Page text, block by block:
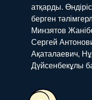
атқарды.
берген
Минзятов
Сергей
Ақаталаевич,
Дүйсенбекұлы